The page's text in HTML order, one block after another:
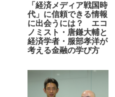
「経済メディア戦国時
代」に信頼できる情報
に出会うには？ エコ
ノミスト・唐鎌大輔と
経済学者・服部孝洋が
考える金融の学び方